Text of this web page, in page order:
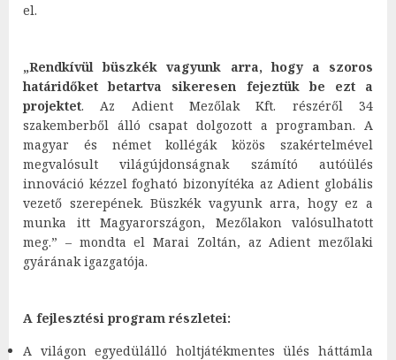
el.
„Rendkívül büszkék vagyunk arra, hogy a szoros
határidőket betartva sikeresen fejeztük be ezt a
projektet. Az Adient Mezőlak Kft. részéről 34
szakemberből álló csapat dolgozott a programban. A
magyar és német kollégák közös szakértelmével
megvalósult világújdonságnak számító autóülés
innováció kézzel fogható bizonyítéka az Adient globális
vezető szerepének. Büszkék vagyunk arra, hogy ez a
munka itt Magyarországon, Mezőlakon valósulhatott
meg.” – mondta el Marai Zoltán, az Adient mezőlaki
gyárának igazgatója.
A fejlesztési program részletei:
A világon egyedülálló holtjátékmentes ülés háttámla